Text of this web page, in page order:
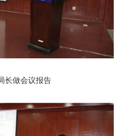
长做会议报告